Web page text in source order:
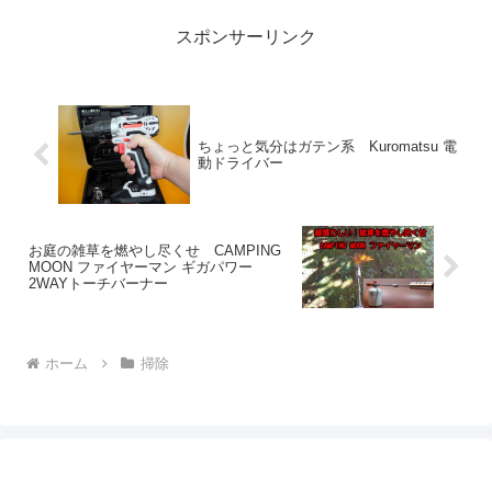
スポンサーリンク
ちょっと気分はガテン系 Kuromatsu 電
動ドライバー
お庭の雑草を燃やし尽くせ CAMPING
MOON ファイヤーマン ギガパワー
2WAYトーチバーナー
ホーム 掃除